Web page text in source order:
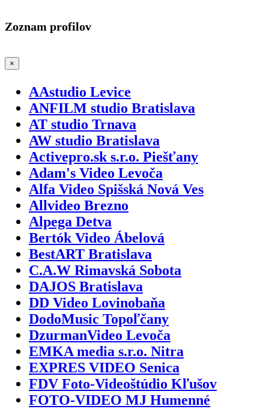
Zoznam profilov
×
AAstudio Levice
ANFILM studio Bratislava
AT studio Trnava
AW studio Bratislava
Activepro.sk s.r.o. Piešťany
Adam's Video Levoča
Alfa Video Spišská Nová Ves
Allvideo Brezno
Alpega Detva
Bertók Video Ábelová
BestART Bratislava
C.A.W Rimavská Sobota
DAJOS Bratislava
DD Video Lovinobaňa
DodoMusic Topoľčany
DzurmanVideo Levoča
EMKA media s.r.o. Nitra
EXPRES VIDEO Senica
FDV Foto-Videoštúdio Kľušov
FOTO-VIDEO MJ Humenné